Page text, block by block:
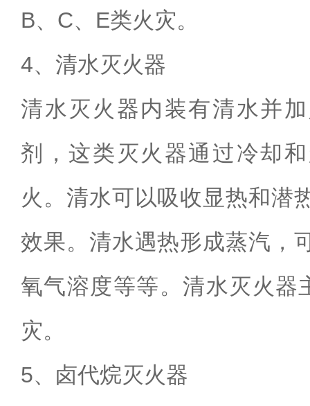
B、 C、 E类火灾。
4、清水灭火器
清水灭火器内装有清水并
剂，这类灭火器通过冷却
火。清水可以吸收显热和潜
效果。清水遇热形成蒸汽，
氧气溶度等等。清水灭火器
灾。
5、卤代烷灭火器